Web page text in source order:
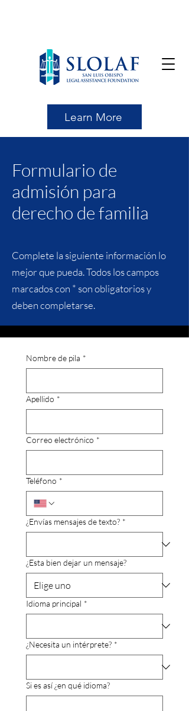
Learn More
Formulario de
admisión para
derecho de familia
Complete la siguiente información lo
mejor que pueda.Todos los campos
marcados con * son obligatorios y
deben completarse.
Nombre de pila *
Apellido *
Correo electrónico *
Teléfono *
¿Envías mensajes de texto? *
¿Esta bien dejar un mensaje?
Idioma principal *
¿Necesita un intérprete? *
Si es así ¿en qué idioma?